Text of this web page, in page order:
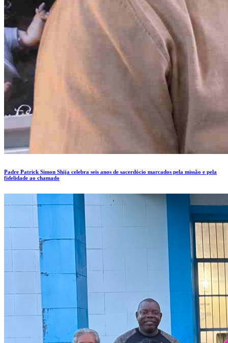
Padre Patrick Simon Shija celebra seis anos de sacerdócio marcados pela missão e pela
fidelidade ao chamado